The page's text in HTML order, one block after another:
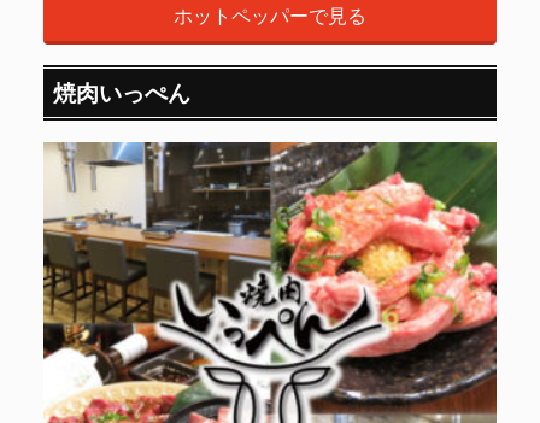
ホットペッパーで見る
焼肉いっぺん